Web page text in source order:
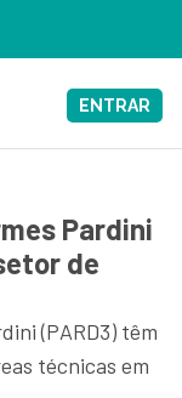
ENTRAR
Pardini
de
(PARD3) têm
técnicas em